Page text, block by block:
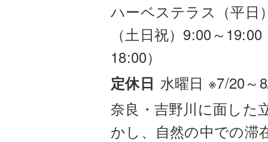
ハーベステラス（平日
（土日祝）9:00～
18:00）
定休日 水曜日 ※7/20～
奈良・吉野川に面した
かし、自然の中での滞